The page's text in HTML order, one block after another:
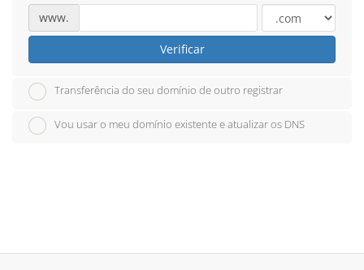
www.
Verificar
Transferência do seu domínio de outro registrar
Vou usar o meu domínio existente e atualizar os DNS